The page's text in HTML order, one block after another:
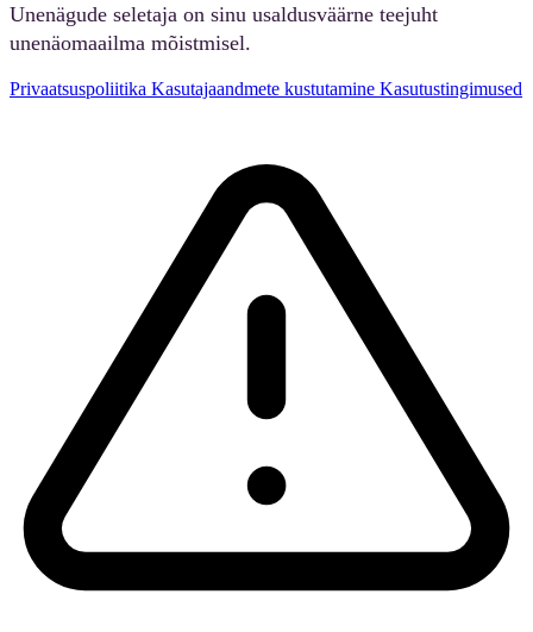
Unenägude seletaja on sinu usaldusväärne teejuht
unenäomaailma mõistmisel.
Privaatsuspoliitika Kasutajaandmete kustutamine Kasutustingimused